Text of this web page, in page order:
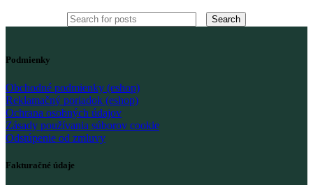
Search
Podmienky
Obchodné podmienky (eshop)
Reklamačný poriadok (eshop)
Ochrana osobných údajov
Zásady používania súborov cookie
Odstúpenie od zmluvy
Fakturačné údaje